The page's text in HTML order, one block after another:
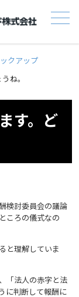
ュー
クアップ
ね。
す。ど
検討委員会の議論
ころの儀式なの
と理解していま
「法人の赤字と法
に判断して報酬に